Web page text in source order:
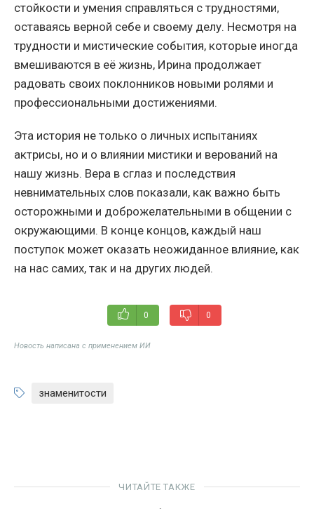
стойкости и умения справляться с трудностями,
оставаясь верной себе и своему делу. Несмотря на
трудности и мистические события, которые иногда
вмешиваются в её жизнь, Ирина продолжает
радовать своих поклонников новыми ролями и
профессиональными достижениями.
Эта история не только о личных испытаниях
актрисы, но и о влиянии мистики и верований на
нашу жизнь. Вера в сглаз и последствия
невнимательных слов показали, как важно быть
осторожными и доброжелательными в общении с
окружающими. В конце концов, каждый наш
поступок может оказать неожиданное влияние, как
на нас самих, так и на других людей.
0 0
Новость написана с применением ИИ
знаменитости
ЧИТАЙТЕ ТАКЖЕ